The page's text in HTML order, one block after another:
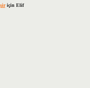
için Elif